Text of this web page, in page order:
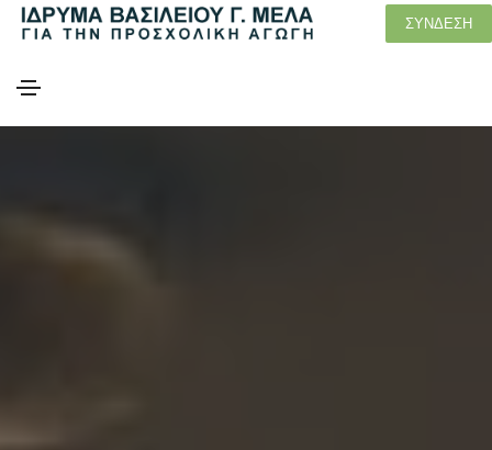
ΣΥΝΔΕΣΗ